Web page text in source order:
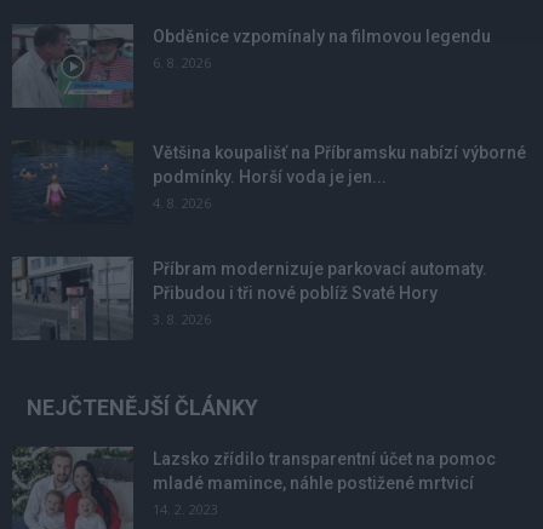
Obděnice vzpomínaly na filmovou legendu
6. 8. 2026
Většina koupališť na Příbramsku nabízí výborné
podmínky. Horší voda je jen...
4. 8. 2026
Příbram modernizuje parkovací automaty.
Přibudou i tři nové poblíž Svaté Hory
3. 8. 2026
NEJČTENĚJŠÍ ČLÁNKY
Lazsko zřídilo transparentní účet na pomoc
mladé mamince, náhle postižené mrtvicí
14. 2. 2023